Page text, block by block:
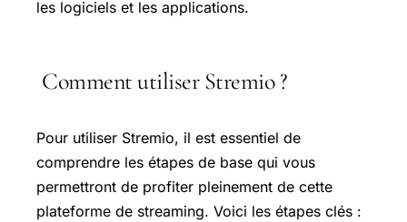
les logiciels et les applications.
Comment utiliser Stremio ?
Pour utiliser Stremio, il est essentiel de
comprendre les étapes de base qui vous
permettront de profiter pleinement de cette
plateforme de streaming. Voici les étapes clés :